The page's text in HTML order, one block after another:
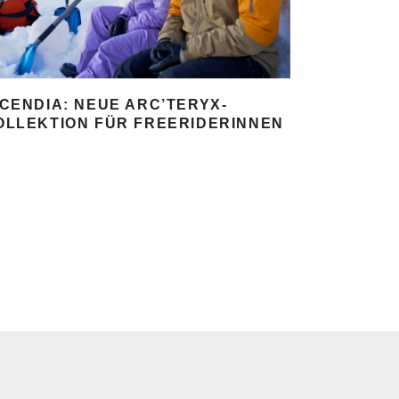
NEUE ARC’TERYX-
FÜR FREERIDERINNEN